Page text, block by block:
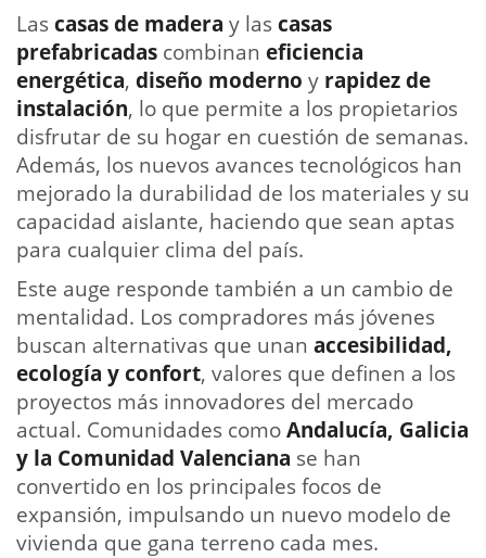
Lascasas de madera y lascasas
prefabricadas combinan eficiencia
energética, diseño moderno y rapidez de
instalación, lo que permite a los propietarios
disfrutar de su hogar en cuestión de semanas.
Además, los nuevos avances tecnológicos han
mejorado la durabilidad de los materiales y su
capacidad aislante, haciendo que sean aptas
para cualquier clima del país.
Este auge responde también a un cambio de
mentalidad. Los compradores más jóvenes
buscan alternativas que unan accesibilidad,
ecología y confort, valores que definen a los
proyectos más innovadores del mercado
actual. Comunidades comoAndalucía, Galicia
y la Comunidad Valenciana se han
convertido en los principales focos de
expansión, impulsando un nuevo modelo de
vivienda que gana terreno cada mes.